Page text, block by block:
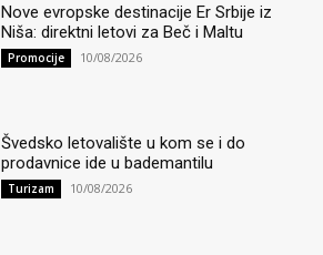
Nove evropske destinacije Er Srbije iz
Niša: direktni letovi za Beč i Maltu
Promocije 10/08/2026
Švedsko letovalište u kom se i do
prodavnice ide u bademantilu
Turizam 10/08/2026